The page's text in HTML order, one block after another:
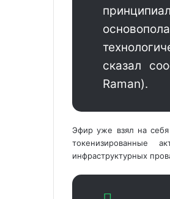
сказал
Raman).
Эфир уже взял на
токенизированные
инфраструктурных